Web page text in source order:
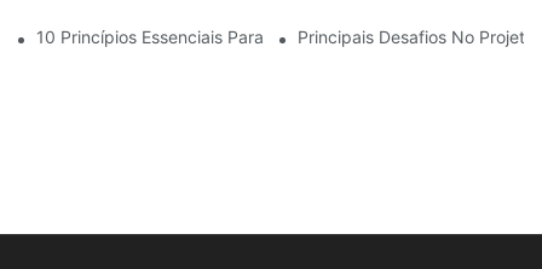
10 Princípios Essenciais Para O Sucesso No Design De
Principais Desafios No